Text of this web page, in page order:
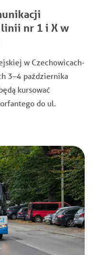
nr 1 i X w
w Czechowicach-
3–4 października
kursować
do ul.